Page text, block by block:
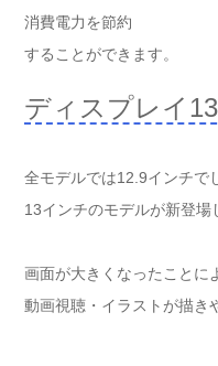
消費電力を節約
することができます。
ディスプレイ
全モデルでは12.9インチで
13インチのモデルが新登場
画面が大きくなったことに
動画視聴・イラストが描き